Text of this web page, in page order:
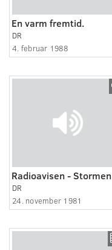
En varm fremtid.
DR
4. februar 1988
Radioavisen - Stormen
DR
24. november 1981